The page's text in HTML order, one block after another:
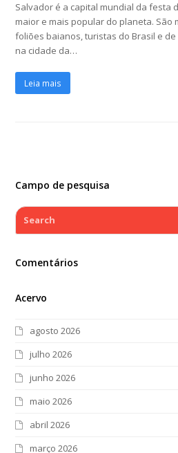
Salvador é a capital mundial da festa
maior e mais popular do planeta. São
foliões baianos, turistas do Brasil e
na cidade da…
Leia mais
Campo de pesquisa
Search
Comentários
Acervo
agosto 2026
julho 2026
junho 2026
maio 2026
abril 2026
março 2026